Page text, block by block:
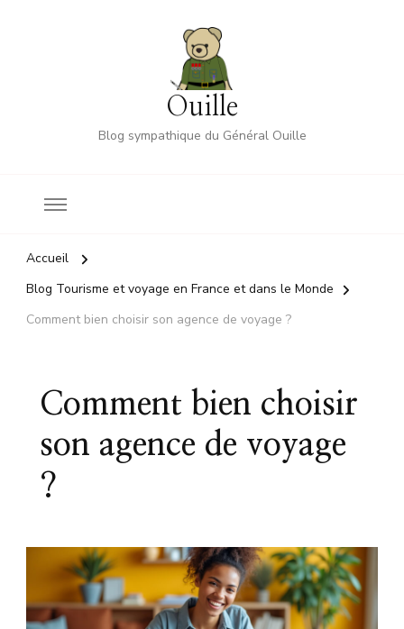
Ouille
Blog sympathique du Général Ouille
Accueil
Blog Tourisme et voyage en France et dans le Monde
Comment bien choisir son agence de voyage ?
Comment bien choisir
son agence de voyage
?